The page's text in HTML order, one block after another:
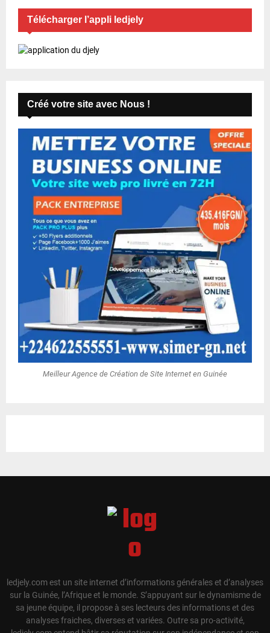
Télécharger l’appli ledjely
Créé votre site avec Nous !
Meilleur Agence de Création de Site Internet en Guinée
ledjely.com est un site internet d’informations générales et d’analyses
sur la Guinée, l’Afrique et le monde. S’appuyant sur le dynamisme de
sa jeune équipe, il propose à ses lecteurs des informations et des
analyses fraiches, diverses et variées. Outre sa pro-activité,